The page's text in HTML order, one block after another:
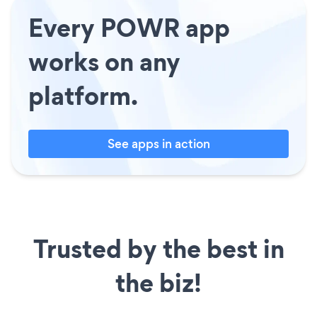
Every POWR app
works on any
platform.
See apps in action
Trusted by the best in
the biz!